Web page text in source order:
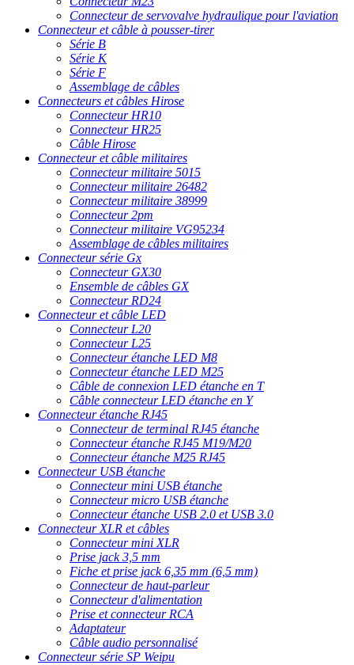
Connecteur de servovalve hydraulique pour l'aviation
Connecteur et câble à pousser-tirer
Série B
Série K
Série F
Assemblage de câbles
Connecteurs et câbles Hirose
Connecteur HR10
Connecteur HR25
Câble Hirose
Connecteur et câble militaires
Connecteur militaire 5015
Connecteur militaire 26482
Connecteur militaire 38999
Connecteur 2pm
Connecteur militaire VG95234
Assemblage de câbles militaires
Connecteur série Gx
Connecteur GX30
Ensemble de câbles GX
Connecteur RD24
Connecteur et câble LED
Connecteur L20
Connecteur L25
Connecteur étanche LED M8
Connecteur étanche LED M25
Câble de connexion LED étanche en T
Câble connecteur LED étanche en Y
Connecteur étanche RJ45
Connecteur de terminal RJ45 étanche
Connecteur étanche RJ45 M19/M20
Connecteur étanche M25 RJ45
Connecteur USB étanche
Connecteur mini USB étanche
Connecteur micro USB étanche
Connecteur étanche USB 2.0 et USB 3.0
Connecteur XLR et câbles
Connecteur mini XLR
Prise jack 3,5 mm
Fiche et prise jack 6,35 mm (6,5 mm)
Connecteur de haut-parleur
Connecteur d'alimentation
Prise et connecteur RCA
Adaptateur
Câble audio personnalisé
Connecteur série SP Weipu